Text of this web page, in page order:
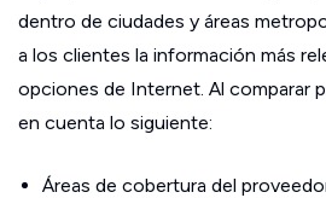
dentro de ciudades y áreas
a los clientes la información más
opciones de Internet. Al comparar
en cuenta lo siguiente:
Áreas de cobertura del